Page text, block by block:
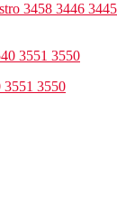
3458 3446
3551 3550